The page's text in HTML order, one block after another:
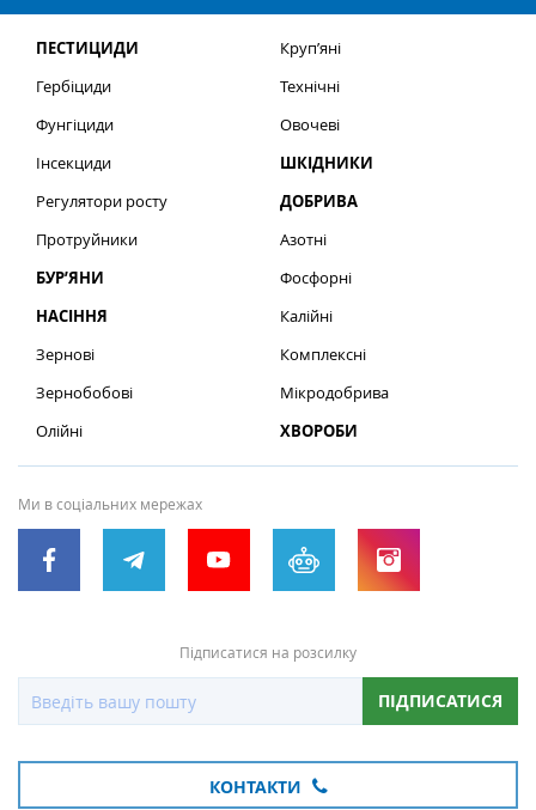
ПЕСТИЦИДИ
Гербіциди
Фунгіциди
Інсекциди
Регулятори росту
Протруйники
БУР’ЯНИ
НАСІННЯ
Зернові
Зернобобові
Олійні
Круп’яні
Технічні
Овочеві
ШКІДНИКИ
ДОБРИВА
Азотні
Фосфорні
Калійні
Комплексні
Мікродобрива
ХВОРОБИ
Ми в соціальних мережах
Підписатися на розсилку
ПІДПИСАТИСЯ
КОНТАКТИ